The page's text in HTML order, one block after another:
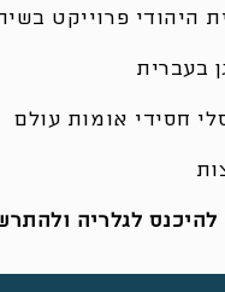
היהודי פרוייקט
בעברית
חסידי אומות עולם
להיכנס לגלריה